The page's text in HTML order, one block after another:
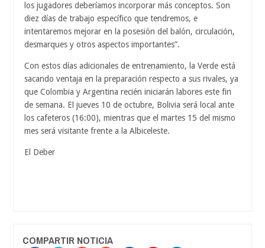
los jugadores deberíamos incorporar más conceptos. Son
diez días de trabajo específico que tendremos, e
intentaremos mejorar en la posesión del balón, circulación,
desmarques y otros aspectos importantes”.
Con estos días adicionales de entrenamiento, la Verde está
sacando ventaja en la preparación respecto a sus rivales, ya
que Colombia y Argentina recién iniciarán labores este fin
de semana. El jueves 10 de octubre, Bolivia será local ante
los cafeteros (16:00), mientras que el martes 15 del mismo
mes será visitante frente a la Albiceleste.
El Deber
COMPARTIR NOTICIA